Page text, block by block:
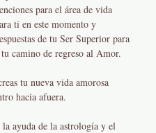
para el área de vida
ti en este momento y
de tu Ser Superior para
camino de regreso al Amor.
tu nueva vida amorosa
hacia afuera.
la ayuda de la astrología y el